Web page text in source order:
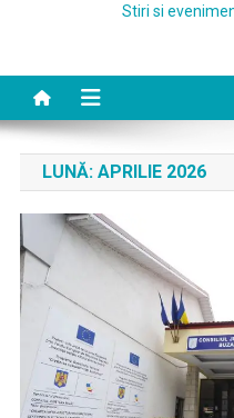
Stiri si
LUNĂ: APRILIE 2026